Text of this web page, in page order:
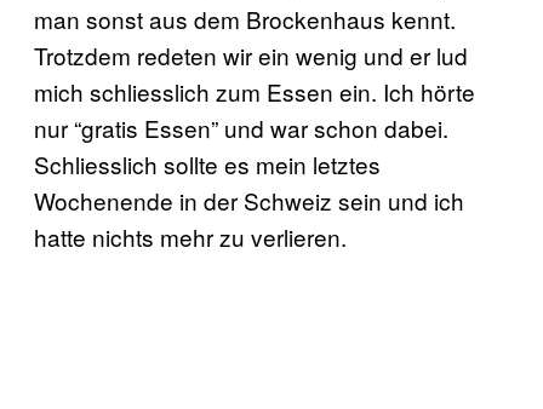
man sonst aus dem Brockenhaus kennt.
Trotzdem redeten wir ein wenig und er lud
mich schliesslich zum Essen ein. Ich hörte
nur “gratis Essen” und war schon dabei.
Schliesslich sollte es mein letztes
Wochenende in der Schweiz sein und ich
hatte nichts mehr zu verlieren.